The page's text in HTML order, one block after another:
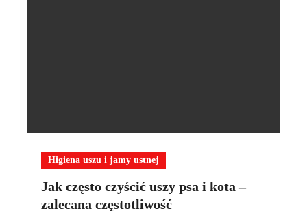
Higiena uszu i jamy ustnej
Jak często czyścić uszy psa i kota –
zalecana częstotliwość